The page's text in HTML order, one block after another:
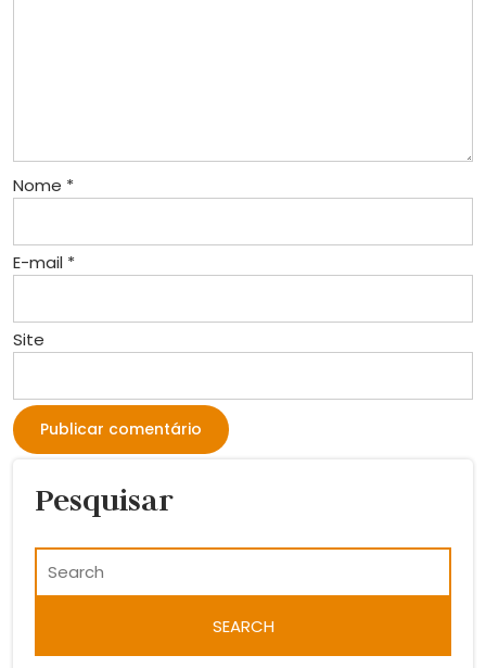
Nome *
E-mail *
Site
Pesquisar